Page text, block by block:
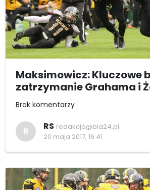
Maksimowicz: Kluczowe
zatrzymanie Grahama i
Brak komentarzy
R RS redakcja@bia24.pl
20 maja 2017, 16:41